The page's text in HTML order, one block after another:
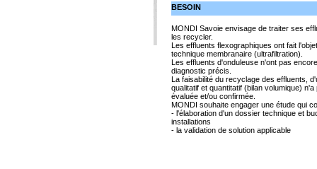
BESOIN
MONDI Savoie envisage de traiter ses
les recycler.
Les effluents flexographiques ont fait
technique membranaire (ultrafiltration).
Les effluents d'onduleuse n'ont pas
diagnostic précis.
La faisabilité du recyclage des effluents,
qualitatif et quantitatif (bilan volumique)
évaluée et/ou confirmée.
MONDI souhaite engager une étude qui
- l'élaboration d'un dossier technique et
installations
- la validation de solution applicable